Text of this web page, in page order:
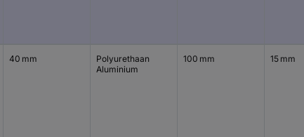
40 mm
Polyurethaan
Aluminium
100 mm 15 mm